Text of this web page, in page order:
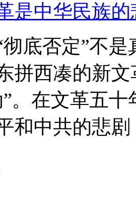
是中华民族的
底否定”不
拼西凑的新
。在文革五
和中共的悲